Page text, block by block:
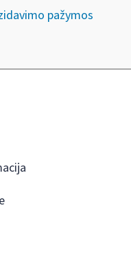
pažymos